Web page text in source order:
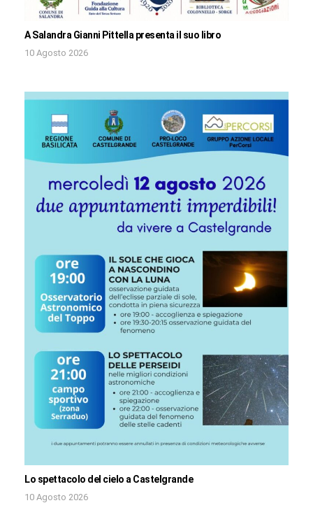
A Salandra Gianni Pittella presenta il suo libro
10 Agosto 2026
Lo spettacolo del cielo a Castelgrande
10 Agosto 2026